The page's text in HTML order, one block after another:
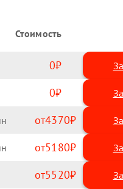
Стоимость
0
0
4370
5180
5520